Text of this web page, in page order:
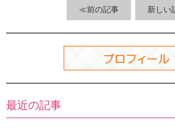
k
≪前の記事 新しい
最近の記事